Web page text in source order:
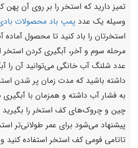
تمیز دارید که استخر را بر روی آن پهن
وسیله یک عدد پمپ باد محصولات
استخرتان را باد کنید تا محصول
مرحله سوم و آخر، آبگیری کردن
عدد شلنگ آب خانگی می‌توانید آن را
داشته باشید که مدت زمان پر شدن
به فشار آب داشته و همزمان با
چین و چروک‌های کف استخر را
پیشنهاد می‌شود برای عمر طولانی‌تر
تاتامی فومی کف استخر استفاده کنید